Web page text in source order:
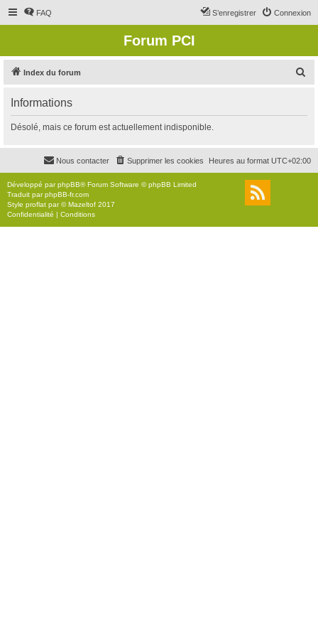
FAQ Connexion
S’enregistrer
Forum PCI
Index du forum
r
c
r
Informations
Désolé, mais ce forum est actuellement indisponible.
Heures au format UTC+02:00
Supprimer les cookies
Nous contacter
Développé parphpBB® Forum Software © phpBB Limited
Traduit parphpBB-fr.com
Style proflat par ©Mazeltof 2017
Confidentialité | Conditions